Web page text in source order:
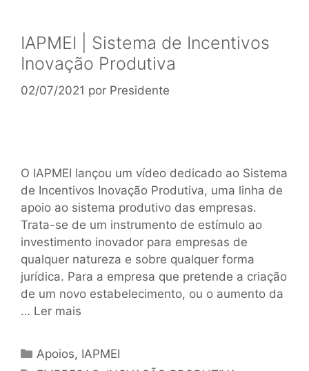
IAPMEI | Sistema de Incentivos
Inovação Produtiva
02/07/2021 por Presidente
O IAPMEI lançou um vídeo dedicado ao Sistema
de Incentivos Inovação Produtiva, uma linha de
apoio ao sistema produtivo das empresas.
Trata-se de um instrumento de estímulo ao
investimento inovador para empresas de
qualquer natureza e sobre qualquer forma
jurídica. Para a empresa que pretende a criação
de um novo estabelecimento, ou o aumento da
… Ler mais
Apoios, IAPMEI